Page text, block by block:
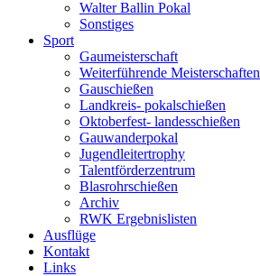
Walter Ballin Pokal
Sonstiges
Sport
Gaumeisterschaft
Weiterführende Meisterschaften
Gauschießen
Landkreis- pokalschießen
Oktoberfest- landesschießen
Gauwanderpokal
Jugendleitertrophy
Talentförderzentrum
Blasrohrschießen
Archiv
RWK Ergebnislisten
Ausflüge
Kontakt
Links